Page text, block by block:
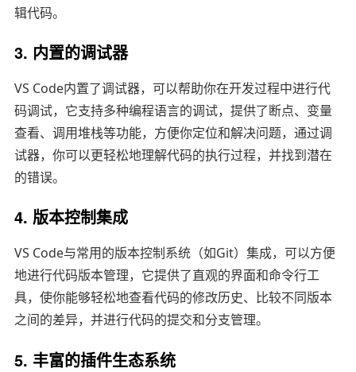
辑代码。
3. 内置的调试器
VS Code内置了调试器，可以帮助你在开发过程中进行代
码调试，它支持多种编程语言的调试，提供了断点、变量
查看、调用堆栈等功能，方便你定位和解决问题，通过调
试器，你可以更轻松地理解代码的执行过程，并找到潜在
的错误。
4. 版本控制集成
VS Code与常用的版本控制系统（如Git）集成，可以方便
地进行代码版本管理，它提供了直观的界面和命令行工
具，使你能够轻松地查看代码的修改历史、比较不同版本
之间的差异，并进行代码的提交和分支管理。
5. 丰富的插件生态系统